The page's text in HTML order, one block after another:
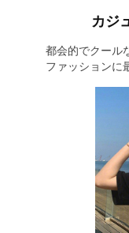
カジ
都会的でクール
ファッションに